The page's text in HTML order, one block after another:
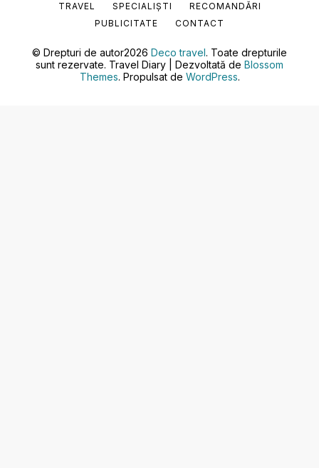
© Drepturi de autor2026 Deco travel. Toate drepturile
sunt rezervate. Travel Diary | Dezvoltată de Blossom
Themes. Propulsat de WordPress.
TRAVEL
SPECIALIȘTI
RECOMANDĂRI
PUBLICITATE
CONTACT